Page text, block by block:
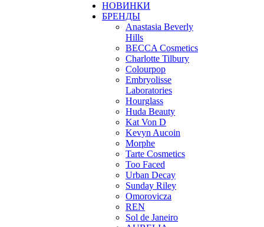
НОВИНКИ
БРЕНДЫ
Anastasia Beverly
Hills
BECCA Cosmetics
Charlotte Tilbury
Colourpop
Embryolisse
Laboratories
Hourglass
Huda Beauty
Kat Von D
Kevyn Aucoin
Morphe
Tarte Cosmetics
Too Faced
Urban Decay
Sunday Riley
Omorovicza
REN
Sol de Janeiro